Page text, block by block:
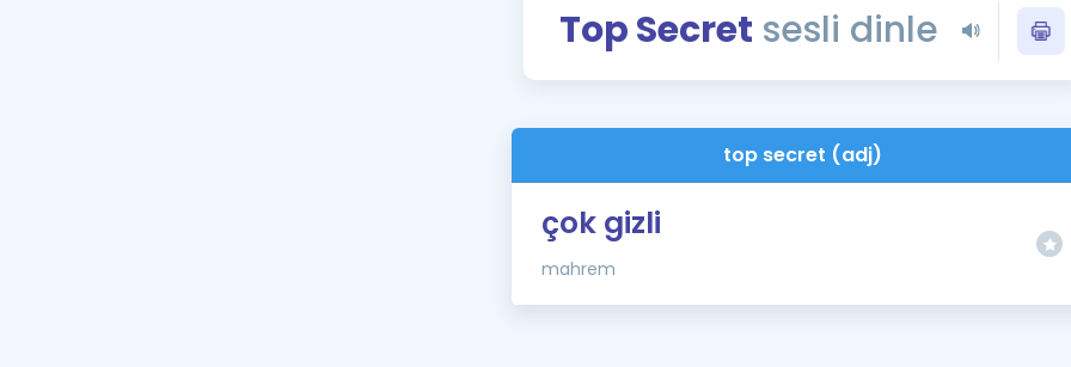
YDS - YÖKDİL
İngilizce
Top Secret sesli dinle
top secret (adj)
çok gizli
mahrem